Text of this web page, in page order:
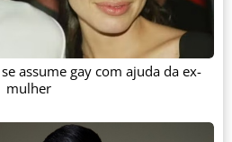
assume gay com ajuda da ex-
mulher